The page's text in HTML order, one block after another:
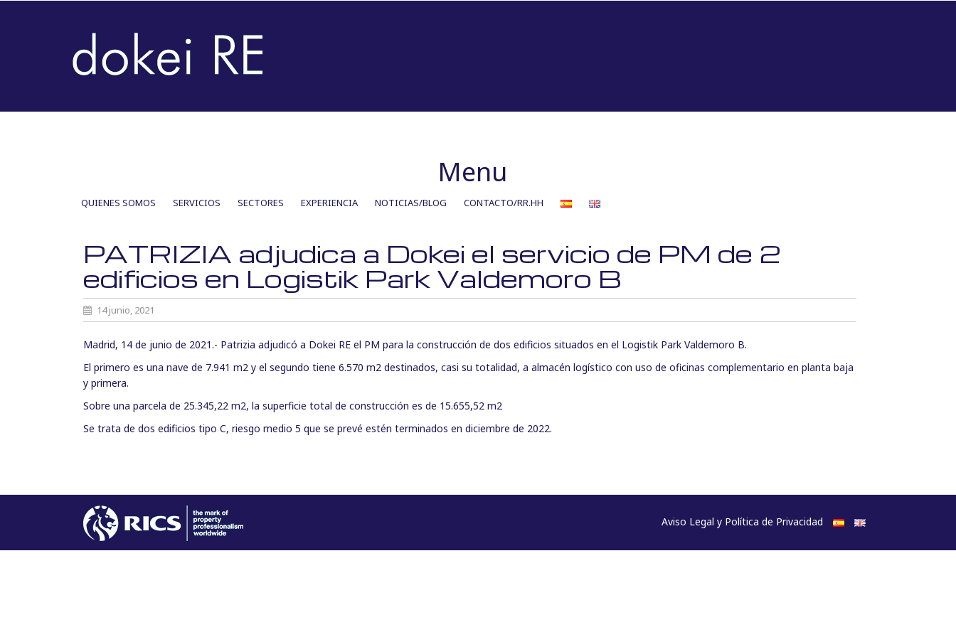
Menu
SKIP
QUIENES SOMOS SERVICIOS SECTORES EXPERIENCIA NOTICIAS/BLOG CONTACTO/RR.HH
PATRIZIA adjudica a Dokei el servicio de PM de 2
edificios en Logistik Park Valdemoro B
14 junio, 2021
Madrid, 14 de junio de 2021.- Patrizia adjudicó a Dokei RE el PM para la construcción de dos edificios situados en el Logistik Park Valdemoro B.
El primero es una nave de 7.941 m2 y el segundo tiene 6.570 m2 destinados, casi su totalidad, a almacén logístico con uso de oficinas complementario en planta baja
y primera.
Sobre una parcela de 25.345,22 m2, la superficie total de construcción es de 15.655,52 m2
Se trata de dos edificios tipo C, riesgo medio 5 que se prevé estén terminados en diciembre de 2022.
Aviso Legal y Política de Privacidad